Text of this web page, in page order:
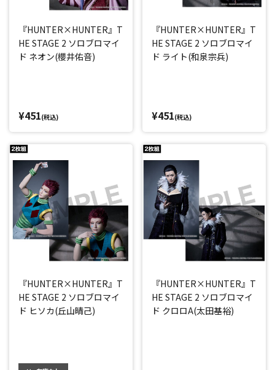
『HUNTER×HUNTER』T
HE STAGE 2 ソロブロマイ
ド ネオン(櫻井佑音)
¥451(税込)
『HUNTER×HUNTER』T
HE STAGE 2 ソロブロマイ
ド ライト(和泉宗兵)
¥451(税込)
『HUNTER×HUNTER』T
HE STAGE 2 ソロブロマイ
ド ヒソカ(丘山晴己)
『HUNTER×HUNTER』T
HE STAGE 2 ソロブロマイ
ド クロロA(太田基裕)